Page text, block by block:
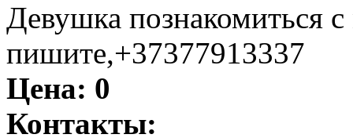
Девушка познакомиться
пишите,+37377913337
Цена: 0
Контакты: